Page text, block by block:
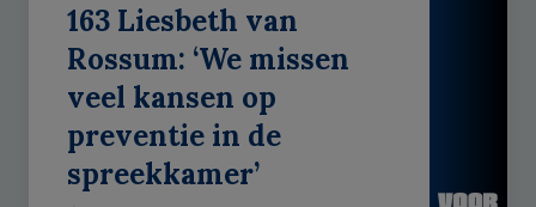
163 Liesbeth van
Rossum: ‘We missen
veel kansen op
preventie in de
spreekkamer’